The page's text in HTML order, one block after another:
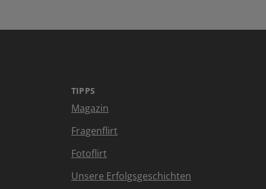
TIPPS
Magazin
Fragenflirt
Fotoflirt
Unsere Erfolgsgeschichten